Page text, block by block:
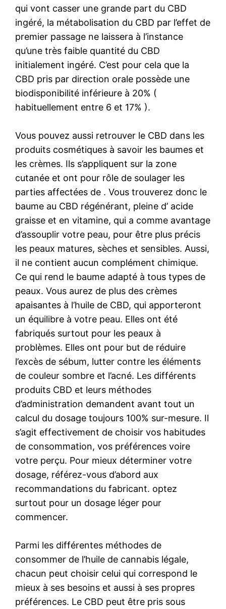
qui vont casser une grande part du CBD
ingéré, la métabolisation du CBD par l’effet de
premier passage ne laissera à l’instance
qu’une très faible quantité du CBD
initialement ingéré. C’est pour cela que la
CBD pris par direction orale possède une
biodisponibilité inférieure à 20% (
habituellement entre 6 et 17% ).
Vous pouvez aussi retrouver le CBD dans les
produits cosmétiques à savoir les baumes et
les crèmes. Ils s’appliquent sur la zone
cutanée et ont pour rôle de soulager les
parties affectées de . Vous trouverez donc le
baume au CBD régénérant, pleine d’ acide
graisse et en vitamine, qui a comme avantage
d’assouplir votre peau, pour être plus précis
les peaux matures, sèches et sensibles. Aussi,
il ne contient aucun complément chimique.
Ce qui rend le baume adapté à tous types de
peaux. Vous aurez de plus des crèmes
apaisantes à l’huile de CBD, qui apporteront
un équilibre à votre peau. Elles ont été
fabriqués surtout pour les peaux à
problèmes. Elles ont pour but de réduire
l’excès de sébum, lutter contre les éléments
de couleur sombre et l’acné. Les différents
produits CBD et leurs méthodes
d’administration demandent avant tout un
calcul du dosage toujours 100% sur-mesure. Il
s’agit effectivement de choisir vos habitudes
de consommation, vos préférences voire
votre perçu. Pour mieux déterminer votre
dosage, référez-vous d’abord aux
recommandations du fabricant. optez
surtout pour un dosage léger pour
commencer.
Parmi les différentes méthodes de
consommer de l’huile de cannabis légale,
chacun peut choisir celui qui correspond le
mieux à ses besoins et aussi à ses propres
préférences. Le CBD peut être pris sous